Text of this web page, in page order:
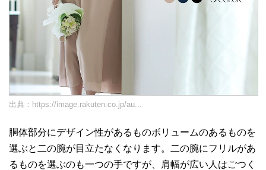
出典： https://image.rakuten.co.jp/au...
胴体部分にデザイン性があるものボリュームのあるものを
選ぶと二の腕が目立たなくなります。二の腕にフリルがあ
るものを選ぶのも一つの手ですが、肩幅が広い人はごつく